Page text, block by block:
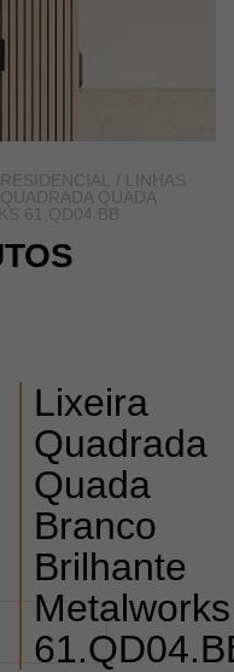
/
LINHAS
QUADA
61.QD04.BB
Lixeira
Quadrada
Quada
Branco
Brilhante
Metalworks